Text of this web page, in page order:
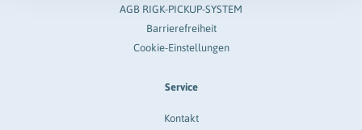
AGB RIGK-PICKUP-SYSTEM
Barrierefreiheit
Cookie-Einstellungen
Service
Kontakt